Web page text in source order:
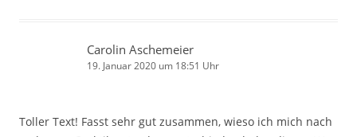
Carolin Aschemeier
19. Januar 2020 um 18:51 Uhr
Toller Text! Fasst sehr gut zusammen, wieso ich mich nach